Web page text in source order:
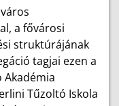
a fővárosi
struktúrájának
tagjai ezen a
Tűzoltó Iskola